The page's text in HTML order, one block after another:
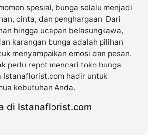
spesial, bunga selalu menjadi
cinta, dan penghargaan. Dari
hingga ucapan belasungkawa,
karangan bunga adalah pilihan
menyampaikan emosi dan pesan.
perlu repot mencari toko bunga
Istanaflorist.com hadir untuk
kebutuhan Anda.
di Istanaflorist.com